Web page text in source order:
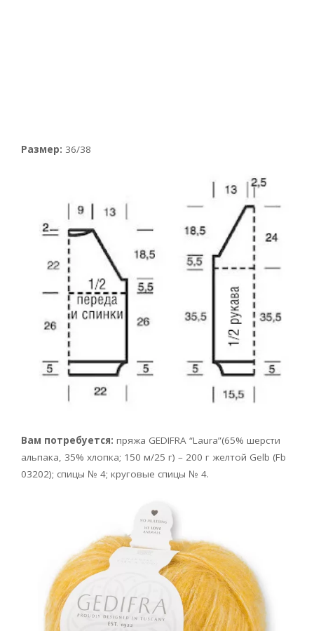
Размер: 36/38
Вам потребуется: пряжа GEDIFRA “Laura”(65% шерсти
альпака, 35% хлопка; 150 м/25 г) – 200 г желтой Gelb (Fb
03202); спицы № 4; круговые спицы № 4.